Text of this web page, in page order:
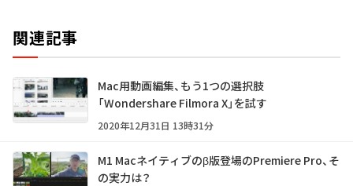
関連記事
Mac用動画編集、もう1つの選択肢
「Wondershare Filmora X」を試す
2020年12月31日 13時31分
M1 Macネイティブのβ版登場のPremiere Pro、そ
の実力は？